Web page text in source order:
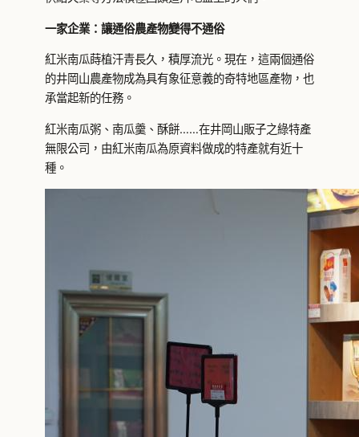
一家企業：讓通俗農產物變得不通俗
紅米南瓜蒔植汗青長久，積厚流光。現在，這兩個通俗
的井岡山農產物成為具有象征意義的奇特地區產物，也
承當起新的任務。
紅米南瓜粥、南瓜羹、酥餅……在井岡山販子之綠特產
無限公司，由紅米南瓜為原資料做成的特產就有近十
種。